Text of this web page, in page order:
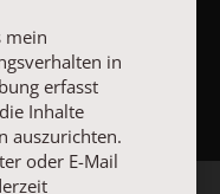
mein
in
erfasst
Inhalte
auszurichten.
oder E-Mail